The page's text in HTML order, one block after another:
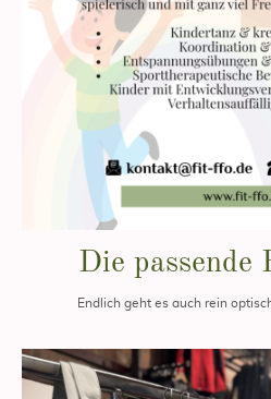
Die passende
Endlich geht es auch rein